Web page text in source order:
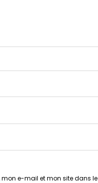
mon e-mail et mon site dans le